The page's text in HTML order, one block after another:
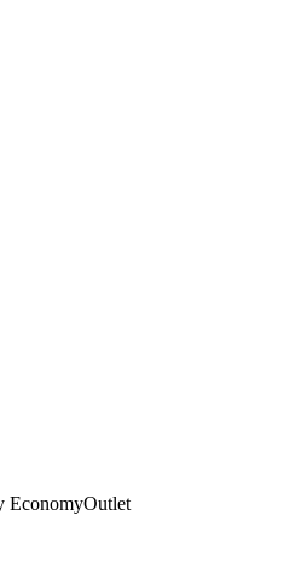
EconomyOutlet